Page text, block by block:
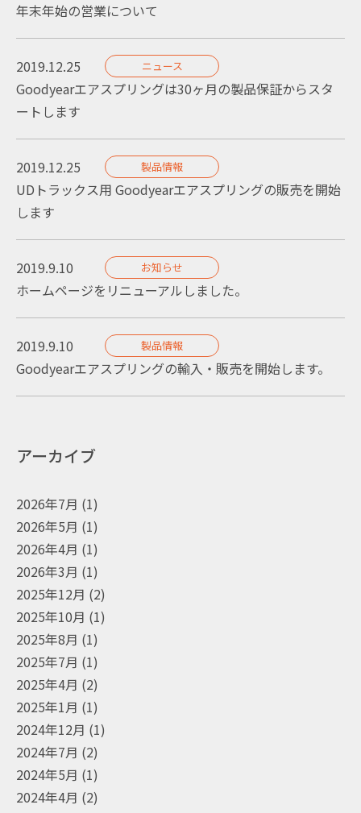
年末年始の営業について
2019.12.25 ニュース
Goodyearエアスプリングは30ヶ月の製品保証からスタ
ートします
2019.12.25 製品情報
UDトラックス用 Goodyearエアスプリングの販売を開始
します
2019.9.10 お知らせ
ホームページをリニューアルしました。
2019.9.10 製品情報
Goodyearエアスプリングの輸入・販売を開始します。
アーカイブ
2026年7月 (1)
2026年5月 (1)
2026年4月 (1)
2026年3月 (1)
2025年12月 (2)
2025年10月 (1)
2025年8月 (1)
2025年7月 (1)
2025年4月 (2)
2025年1月 (1)
2024年12月 (1)
2024年7月 (2)
2024年5月 (1)
2024年4月 (2)